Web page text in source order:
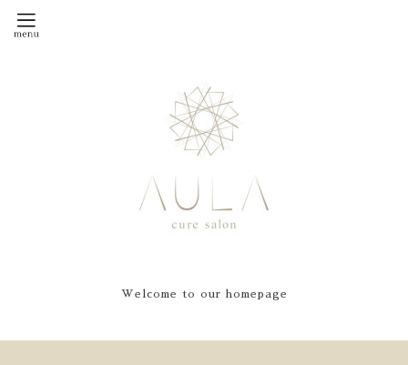
Welcome to our homepage